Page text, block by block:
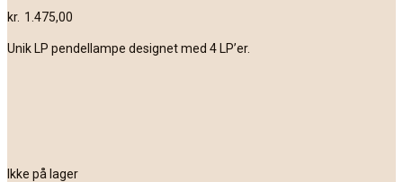
kr. 1.475,00
Unik LP pendellampe designet med 4 LP’er.
Ikke på lager